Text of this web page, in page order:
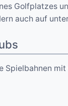
Golfplatzes
auch auf